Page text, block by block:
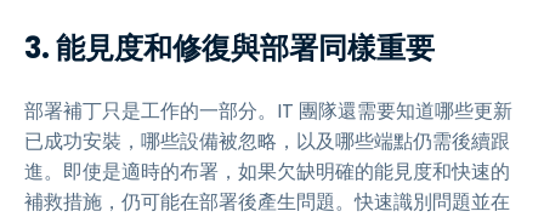
3. 能見度和修復與部署同樣重要
部署補丁只是工作的一部分。IT 團隊還需要知道哪些更新
已成功安裝，哪些設備被忽略，以及哪些端點仍需後續跟
進。即使是適時的布署，如果欠缺明確的能見度和快速的
補救措施，仍可能在部署後產生問題。快速識別問題並在